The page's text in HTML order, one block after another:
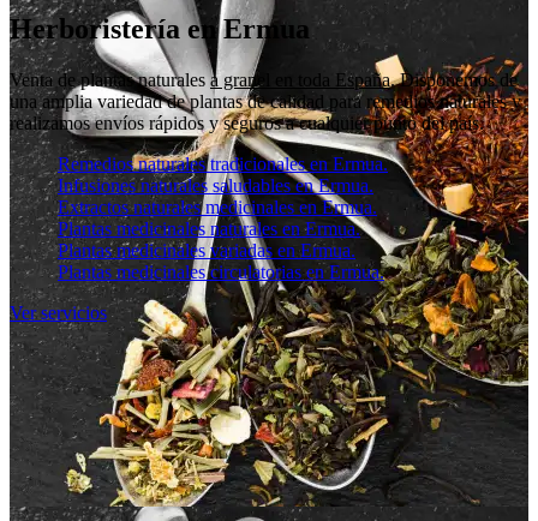
Herboristería en Ermua
Venta de plantas naturalesa granel en toda España. Disponemos de
una amplia variedad de plantas de calidad para remedios naturales y
realizamos envíos rápidos y seguros a cualquier punto del país.
Remedios naturales tradicionales en Ermua.
Infusiones naturales saludables en Ermua.
Extractos naturales medicinales en Ermua.
Plantas medicinales naturales en Ermua.
Plantas medicinales variadas en Ermua.
Plantas medicinales circulatorias en Ermua.
Ver servicios